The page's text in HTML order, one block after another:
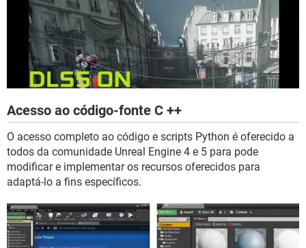
Acesso ao código-fonte C ++
O acesso completo ao código e scripts Python é oferecido a
todos da comunidade Unreal Engine 4 e 5 para pode
modificar e implementar os recursos oferecidos para
adaptá-lo a fins específicos.